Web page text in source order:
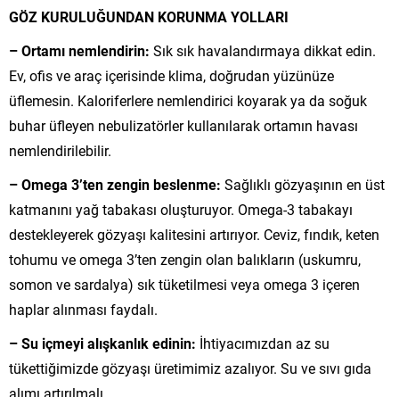
GÖZ KURULUĞUNDAN KORUNMA YOLLARI
– Ortamı nemlendirin: Sık sık havalandırmaya dikkat edin.
Ev, ofis ve araç içerisinde klima, doğrudan yüzünüze
üflemesin. Kaloriferlere nemlendirici koyarak ya da soğuk
buhar üfleyen nebulizatörler kullanılarak ortamın havası
nemlendirilebilir.
– Omega 3’ten zengin beslenme: Sağlıklı gözyaşının en üst
katmanını yağ tabakası oluşturuyor. Omega-3 tabakayı
destekleyerek gözyaşı kalitesini artırıyor. Ceviz, fındık, keten
tohumu ve omega 3’ten zengin olan balıkların (uskumru,
somon ve sardalya) sık tüketilmesi veya omega 3 içeren
haplar alınması faydalı.
– Su içmeyi alışkanlık edinin: İhtiyacımızdan az su
tükettiğimizde gözyaşı üretimimiz azalıyor. Su ve sıvı gıda
alımı artırılmalı.